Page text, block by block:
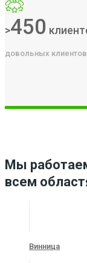
>450
довольных клиентов
Мы
всем
Винница